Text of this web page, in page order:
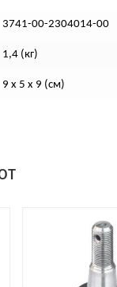
3741-00-2304014-00
1,4 (кг)
9 х 5 х 9 (см)